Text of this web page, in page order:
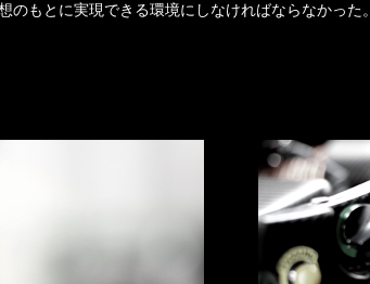
もとに実現できる環境にしなければならなかった。